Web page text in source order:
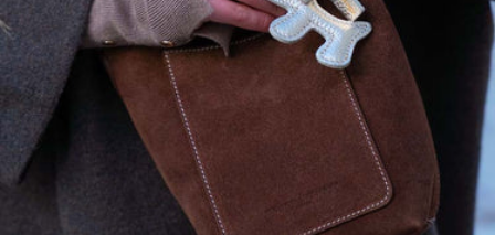
L'intervention d'organismes dédiés contrôlant le bon respect des
règles du label